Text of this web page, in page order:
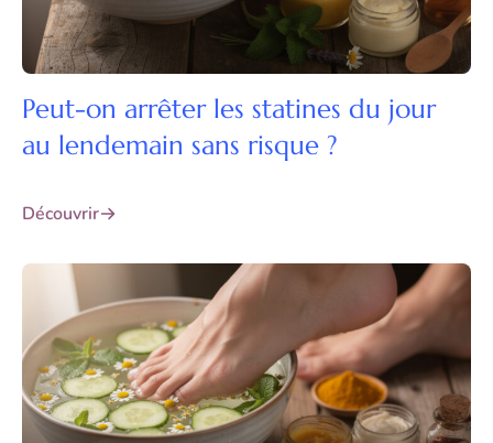
Peut-on arrêter les statines du jour
au lendemain sans risque ?
Découvrir